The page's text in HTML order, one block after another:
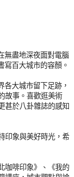
無盡地深夜面對電腦
寫百大城市的容顏。
各大城市留下足跡，
故事。喜歡逛美術
甚於八卦雜誌的感知
印象與美好時光，希
咖啡印象》、《我的